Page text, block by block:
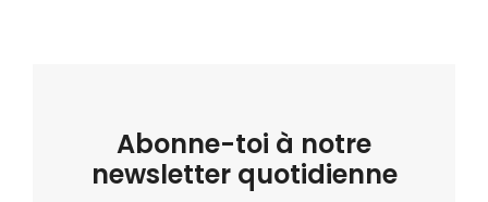
Abonne-toi à notre
newsletter quotidienne